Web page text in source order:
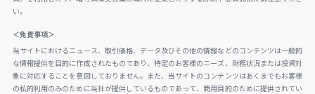
い。
＜免責事項＞
当サイトにおけるニュース、取引価格、データ及びその他の情報などのコンテンツは一般的
な情報提供を目的に作成されたものであり、特定のお客様のニーズ、財務状況または投資対
象に対応することを意図しておりません。また、当サイトのコンテンツはあくまでもお客様
の私的利用のみのために当社が提供しているものであって、商用目的のために提供されてい